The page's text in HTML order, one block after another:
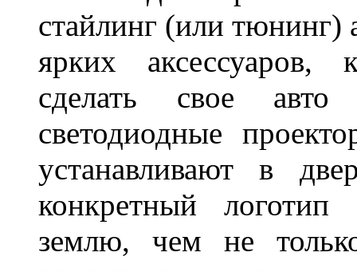
стайлинг (или тюнинг)
ярких аксессуаров,
сделать свое
светодиодные
устанавливают в
конкретный логотип
землю, чем не